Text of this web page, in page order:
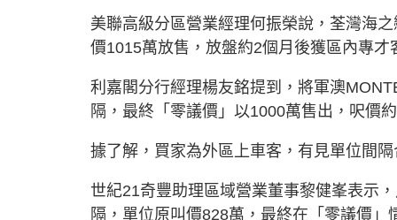
美聯高級分區營業經理何振榮說，荃灣海
價1015萬放售，放盤約2個月後獲區內專
利嘉閣分行經理楊友銘提到，將軍澳
隔，最終「零議價」以1000萬售出，呎價
據了解，買家為外區上車客，有見單位間
世紀21奇豐助理區域營業董事黎健峯表示
隔，單位原叫價828萬，最終在「零議價